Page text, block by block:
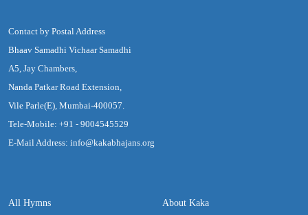
Contact by Postal Address
Bhaav Samadhi Vichaar Samadhi
A5, Jay Chambers,
Nanda Patkar Road Extension,
Vile Parle(E), Mumbai-400057.
Tele-Mobile: +91 - 9004545529
E-Mail Address: info@kakabhajans.org
All Hymns
About Kaka